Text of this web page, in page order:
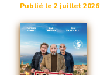
Publié le 2 juillet 2026